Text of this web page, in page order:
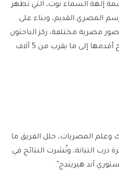
إلهة السماء نوت، التي تظهر
المصري القديم، وبناء على
تابوتا من عصور مصرية مختلفة، ركز الباحثون
على 118 رسما لـ نوت، يعود تاريخ أقدمها إلى ما يقرب من 5 آلاف
وعلم المصريات، حلل الفريق ما
درب التبانة، ونُشرت النتائج في
آند هيريتدج".